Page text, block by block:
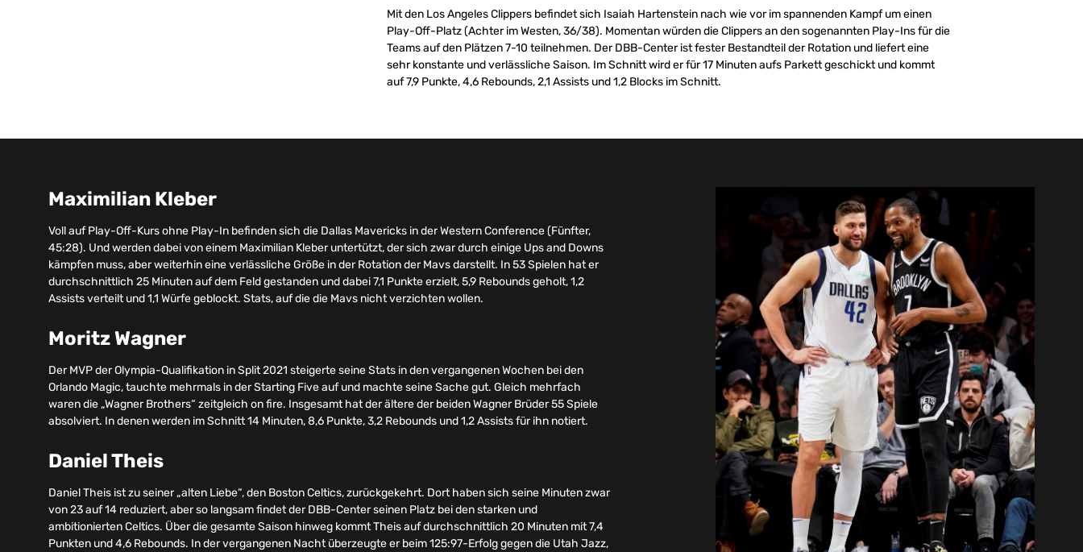
Mit den Los Angeles Clippers befindet sich Isaiah Hartenstein nach wie vor im spannenden Kampf um einen
Play-Off-Platz (Achter im Westen, 36/38). Momentan würden die Clippers an den sogenannten Play-Ins für die
Teams auf den Plätzen 7-10 teilnehmen. Der DBB-Center ist fester Bestandteil der Rotation und liefert eine
sehr konstante und verlässliche Saison. Im Schnitt wird er für 17 Minuten aufs Parkett geschickt und kommt
auf 7,9 Punkte, 4,6 Rebounds, 2,1 Assists und 1,2 Blocks im Schnitt.
Maximilian Kleber
Voll auf Play-Off-Kurs ohne Play-In befinden sich die Dallas Mavericks in der Western Conference (Fünfter,
45:28). Und werden dabei von einem Maximilian Kleber untertützt, der sich zwar durch einige Ups and Downs
kämpfen muss, aber weiterhin eine verlässliche Größe in der Rotation der Mavs darstellt. In 53 Spielen hat er
durchschnittlich 25 Minuten auf dem Feld gestanden und dabei 7,1 Punkte erzielt, 5,9 Rebounds geholt, 1,2
Assists verteilt und 1,1 Würfe geblockt. Stats, auf die die Mavs nicht verzichten wollen.
Moritz Wagner
Der MVP der Olympia-Qualifikation in Split 2021 steigerte seine Stats in den vergangenen Wochen bei den
Orlando Magic, tauchte mehrmals in der Starting Five auf und machte seine Sache gut. Gleich mehrfach
waren die „Wagner Brothers“ zeitgleich on fire. Insgesamt hat der ältere der beiden Wagner Brüder 55 Spiele
absolviert. In denen werden im Schnitt 14 Minuten, 8,6 Punkte, 3,2 Rebounds und 1,2 Assists für ihn notiert.
Daniel Theis
Daniel Theis ist zu seiner „alten Liebe“, den Boston Celtics, zurückgekehrt. Dort haben sich seine Minuten zwar
von 23 auf 14 reduziert, aber so langsam findet der DBB-Center seinen Platz bei den starken und
ambitionierten Celtics. Über die gesamte Saison hinweg kommt Theis auf durchschnittlich 20 Minuten mit 7,4
Punkten und 4,6 Rebounds. In der vergangenen Nacht überzeugte er beim 125:97-Erfolg gegen die Utah Jazz,